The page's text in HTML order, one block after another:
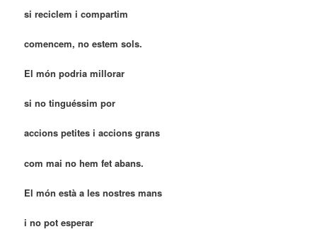
si reciclem i compartim
comencem, no estem sols.
El món podria millorar
si no tinguéssim por
accions petites i accions grans
com mai no hem fet abans.
El món està a les nostres mans
i no pot esperar